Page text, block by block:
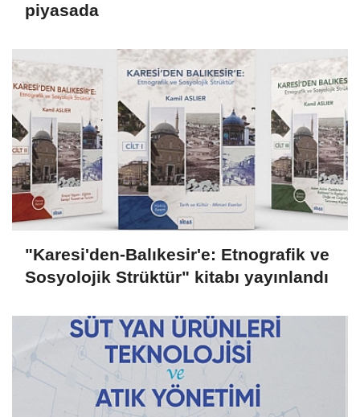
piyasada
"Karesi'den-Balıkesir'e: Etnografik ve
Sosyolojik Strüktür" kitabı yayınlandı